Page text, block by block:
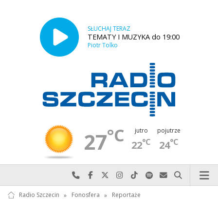
SŁUCHAJ TERAZ
TEMATY I MUZYKA do 19:00
Piotr Tolko
27°C jutro
22°C
pojutrze
24°C
Najlepiej po prostu do nas zadzwoń
Odwiedź nas na Facebook-u
Odwiedź nas na X
Odwiedź nas na Instagram-ie
Odwiedź nas na TikTok-u
Szukaj nas na Spotify
Wyślij do nas
Szukaj
Radio Szczecin » Fonosfera » Reportaże